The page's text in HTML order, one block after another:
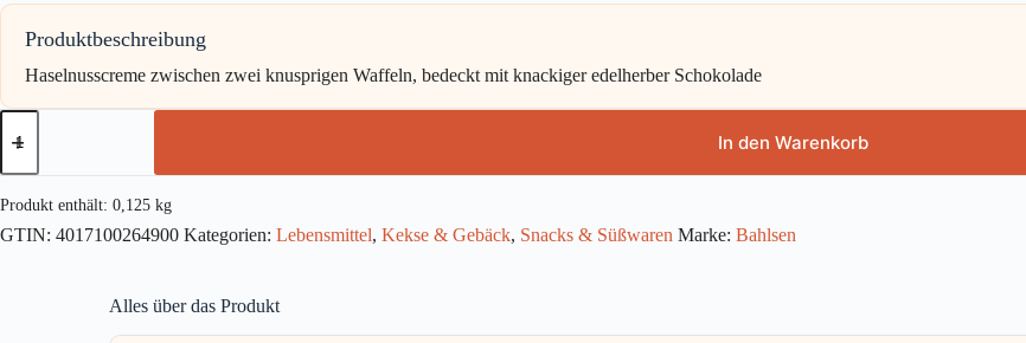
Produktbeschreibung
Haselnusscreme zwischen zwei knusprigen Waffeln, bedeckt mit knackiger edelherber Schokolade
Bahlsen
Ohne
Edelherb
125g
In den Warenkorb
Produkt enthält: 0,125 kg
GTIN: 4017100264900 Kategorien: Lebensmittel, Kekse & Gebäck, Snacks & Süßwaren Marke: Bahlsen
Alles über das Produkt